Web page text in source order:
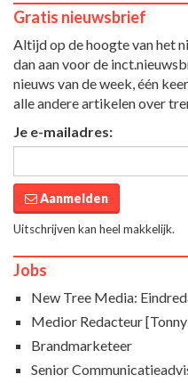
Gratis nieuwsbrief
Altijd op de hoogte van het
dan aan voor de
nieuws van de week, één
alle andere artikelen over
Je e-mailadres:
Aanmelden
Uitschrijven kan heel makkelijk.
Jobs
New Tree Media:
Medior Redacteur
Brandmarketeer
Senior